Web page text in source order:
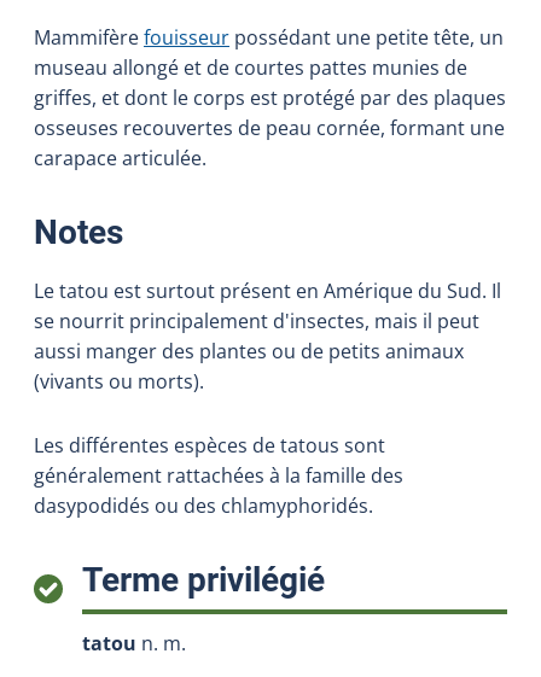
Mammifèrefouisseur possédant une petite tête, un
museau allongé et de courtes pattes munies de
griffes, et dont le corps est protégé par des plaques
osseuses recouvertes de peau cornée, formant une
carapace articulée.
Notes:
Le tatou est surtout présent en Amérique du Sud. Il
se nourrit principalement d'insectes, mais il peut
aussi manger des plantes ou de petits animaux
(vivants ou morts).
Les différentes espèces de tatous sont
généralement rattachées à la famille des
dasypodidés ou des chlamyphoridés.
Terme privilégié:
tatou n. m.